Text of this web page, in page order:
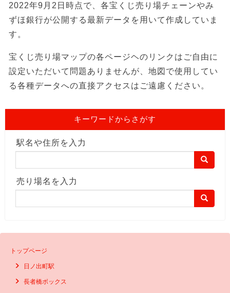
2022年9月2日時点で、各宝くじ売り場チェーンやみ
ずほ銀行が公開する最新データを用いて作成していま
す。
宝くじ売り場マップの各ページヘのリンクはご自由に
設定いただいて問題ありませんが、地図で使用してい
る各種データへの直接アクセスはご遠慮ください。
キーワードからさがす
駅名や住所を入力
売り場名を入力
トップページ
日ノ出町駅
長者橋ボックス